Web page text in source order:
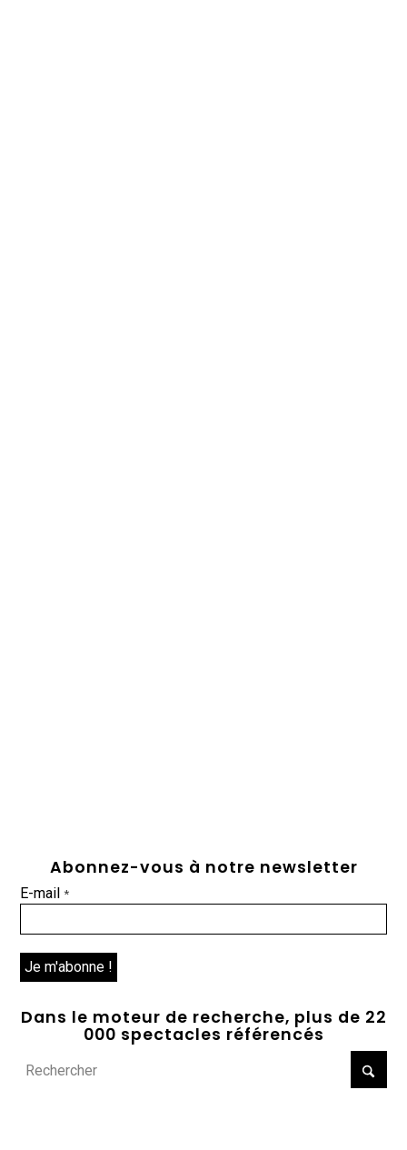
Abonnez-vous à notre newsletter
E-mail*
Dans le moteur de recherche, plus de 22
000 spectacles référencés